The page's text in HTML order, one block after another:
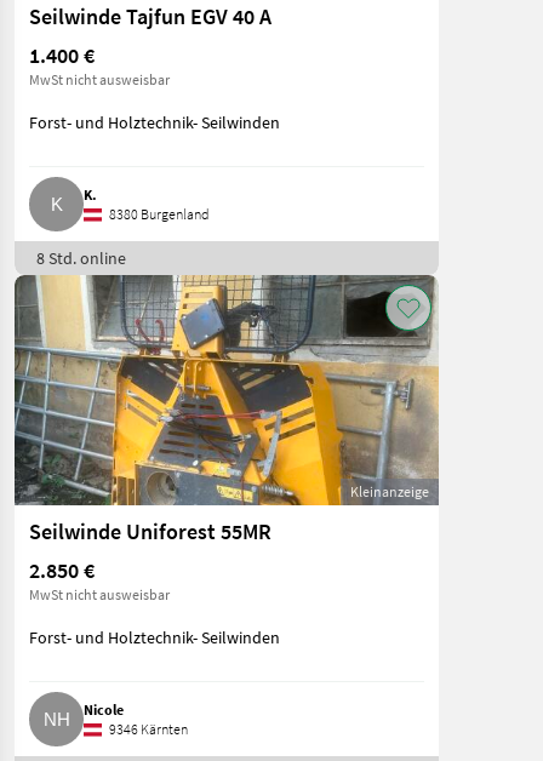
Seilwinde Tajfun EGV 40 A
1.400 €
MwSt nicht ausweisbar
Forst- und Holztechnik- Seilwinden
K.
8380 Burgenland
8 Std. online
Kleinanzeige
Seilwinde Uniforest 55MR
2.850 €
MwSt nicht ausweisbar
Forst- und Holztechnik- Seilwinden
Nicole
9346 Kärnten